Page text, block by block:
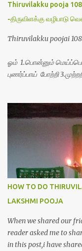
Thiruvilakku pooja 108
-திருவிளக்கு வழிபாடு
Thiruvilakku poojai
ஓம் 1.பொன்னும்
புணர்ப்பாய் போற்றி
8.பிறர்வயமாகா
போற்றி 10.பேரருட்கடலாம்
HOW TO DO
LAKSHMI POOJA
When we shared our
reader asked me to
in this post,i have